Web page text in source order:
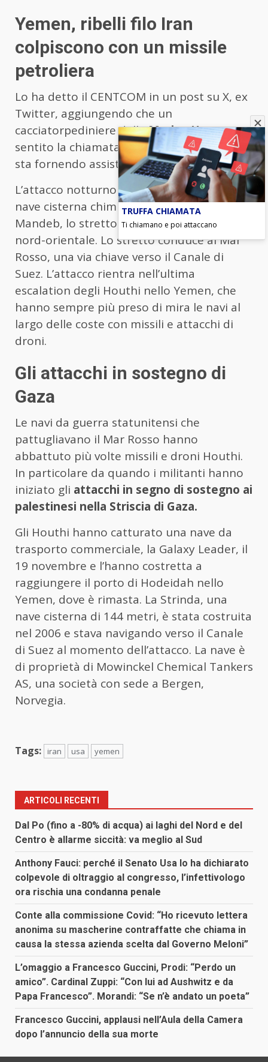
Yemen, ribelli filo Iran
colpiscono con un missile
petroliera
Lo ha detto il CENTCOM in un post su X, ex
Twitter, aggiungendo che un
cacciatorpediniere dellaMarina Usaaveva
sentito la chiamata di soccorso della nave e
sta fornendo assistenza.
L’attacco notturno è avvenuto mentre la
nave cisterna chimica attraversava Bab El-
Mandeb, lo stretto tra lo Yemen e l’Africa
nord-orientale. Lo stretto conduce al Mar
Rosso, una via chiave verso il Canale di
Suez. L’attacco rientra nell’ultima
escalation degli Houthi nello Yemen, che
hanno sempre più preso di mira le navi al
largo delle coste con missili e attacchi di
droni.
Gli attacchi in sostegno di
Gaza
Le navi da guerra statunitensi che
pattugliavano il Mar Rosso hanno
abbattuto più volte missili e droni Houthi.
In particolare da quando i militanti hanno
iniziato gli attacchi in segno di sostegno ai
palestinesi nella Striscia di Gaza.
Gli Houthi hanno catturato una nave da
trasporto commerciale, la Galaxy Leader, il
19 novembre e l’hanno costretta a
raggiungere il porto di Hodeidah nello
Yemen, dove è rimasta. La Strinda, una
nave cisterna di 144 metri, è stata costruita
nel 2006 e stava navigando verso il Canale
di Suez al momento dell’attacco. La nave è
di proprietà di Mowinckel Chemical Tankers
AS, una società con sede a Bergen,
Norvegia.
Tags: iran usa yemen
ARTICOLI RECENTI
Dal Po (fino a -80% di acqua) ai laghi del Nord e del
Centro è allarme siccità: va meglio al Sud
Anthony Fauci: perché il Senato Usa lo ha dichiarato
colpevole di oltraggio al congresso, l’infettivologo
ora rischia una condanna penale
Conte alla commissione Covid: “Ho ricevuto lettera
anonima su mascherine contraffatte che chiama in
causa la stessa azienda scelta dal Governo Meloni”
L’omaggio a Francesco Guccini, Prodi: “Perdo un
amico”. Cardinal Zuppi: “Con lui ad Aushwitz e da
Papa Francesco”. Morandi: “Se n’è andato un poeta”
Francesco Guccini, applausi nell’Aula della Camera
dopo l’annuncio della sua morte
TRUFFA CHIAMATA
Ti chiamano e poi attaccano